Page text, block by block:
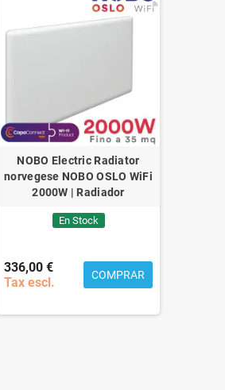
NOBO Electric Radiator
norvegese NOBO OSLO WiFi
2000W | Radiador
En Stock
336,00 €
Tax escl.
COMPRAR